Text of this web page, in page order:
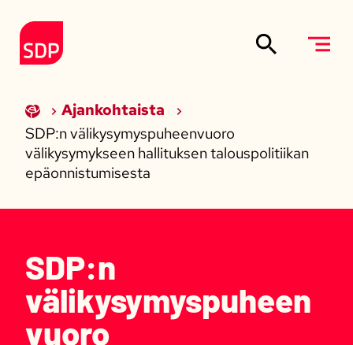
Etusivulle
Ajankohtaista
SDP:n välikysymyspuheenvuoro
välikysymykseen hallituksen talouspolitiikan
epäonnistumisesta
SDP:n
välikysymyspuheen
vuoro